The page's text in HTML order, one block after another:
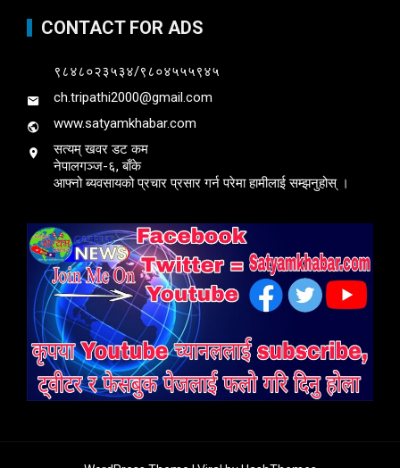
CONTACT FOR ADS
९८४८०२३५३४/९८०४५५५९४५
ch.tripathi2000@gmail.com
www.satyamkhabar.com
सत्यम् खवर डट कम
नेपालगञ्ज-६, बाँके
आफ्नो ब्यवसायको प्रचार प्रसार गर्न परेमा हामीलाई सम्झनुहोस् ।